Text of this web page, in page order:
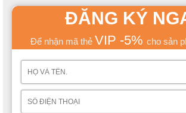
ĐĂNG KÝ
Để nhận mã thẻ VIP -5% cho sản